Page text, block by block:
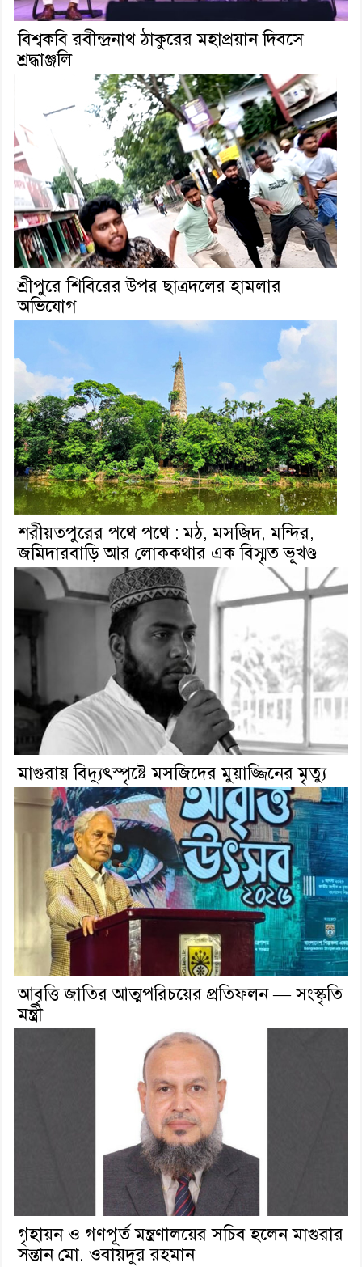
বিশ্বকবি রবীন্দ্রনাথ ঠাকুরের মহাপ্রয়ান দিবসে
শ্রদ্ধাঞ্জলি
শ্রীপুরে শিবিরের উপর ছাত্রদলের হামলার
অভিযোগ
শরীয়তপুরের পথে পথে : মঠ, মসজিদ, মন্দির,
জমিদারবাড়ি আর লোককথার এক বিস্মৃত ভূখণ্ড
মাগুরায় বিদ্যুৎস্পৃষ্টে মসজিদের মুয়াজ্জিনের মৃত্যু
আবৃত্তি জাতির আত্মপরিচয়ের প্রতিফলন — সংস্কৃতি
মন্ত্রী
গৃহায়ন ও গণপূর্ত মন্ত্রণালয়ের সচিব হলেন মাগুরার
সন্তান মো. ওবায়দুর রহমান